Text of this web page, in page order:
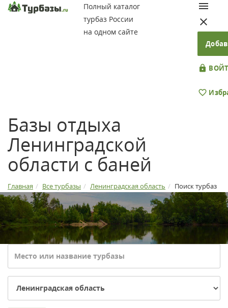
Полный каталог
турбаз России
на одном сайте
Базы отдыха
Ленинградской
области с баней
Главная Все турбазы Ленинградская область Поиск турбаз